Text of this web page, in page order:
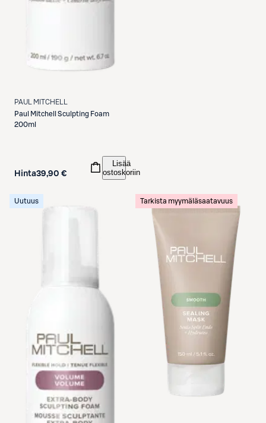
PAUL MITCHELL
Paul Mitchell
Sculpting Foam
200ml
Hinta39,90 €
Lisää
ostoskoriin
Uutuus Tarkista myymäläsaatavuus